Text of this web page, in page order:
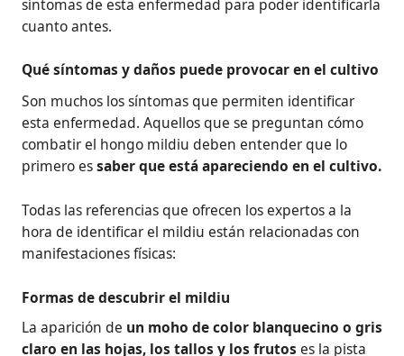
síntomas de esta enfermedad para poder identificarla
cuanto antes.
Qué síntomas y daños puede provocar en el cultivo
Son muchos los síntomas que permiten identificar
esta enfermedad. Aquellos que se preguntan cómo
combatir el hongo mildiu deben entender que lo
primero essaber que está apareciendo en el cultivo.
Todas las referencias que ofrecen los expertos a la
hora de identificar el mildiu están relacionadas con
manifestaciones físicas:
Formas de descubrir el mildiu
La aparición de un moho de color blanquecino o gris
claro en las hojas, los tallos y los frutos es la pista